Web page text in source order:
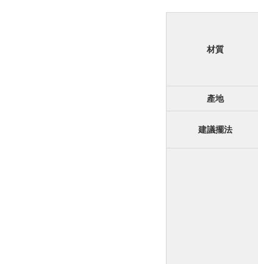
材質
產地
建議擺法